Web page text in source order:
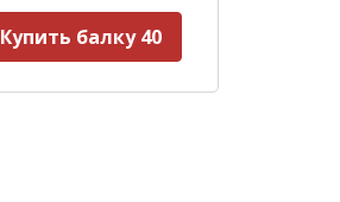
Купить балку 40